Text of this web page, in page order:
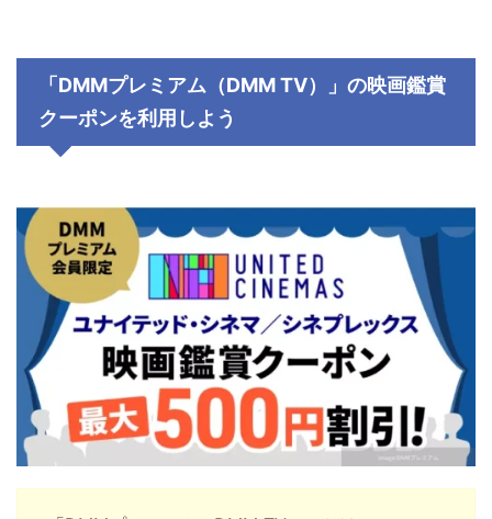
「DMMプレミアム（DMM TV）」の映画鑑賞
クーポンを利用しよう